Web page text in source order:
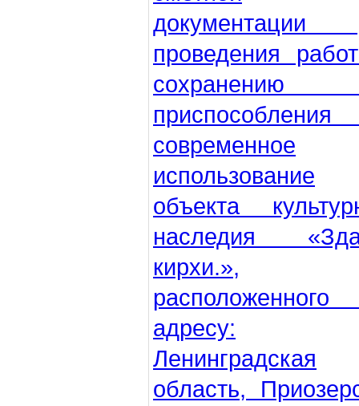
документации
проведения
приспособления
современное
использование
объекта
наследия
кирхи.»,
адресу:
Ленинградская
область,